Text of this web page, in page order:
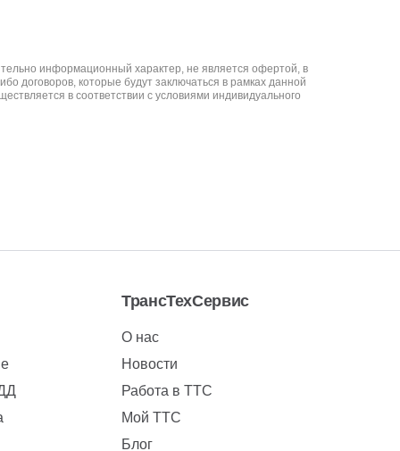
информационный характер, не является офертой, в
договоров, которые будут заключаться в рамках данной
в соответствии с условиями индивидуального
ТрансТехСервис
О нас
Новости
Работа в ТТС
Мой ТТС
Блог